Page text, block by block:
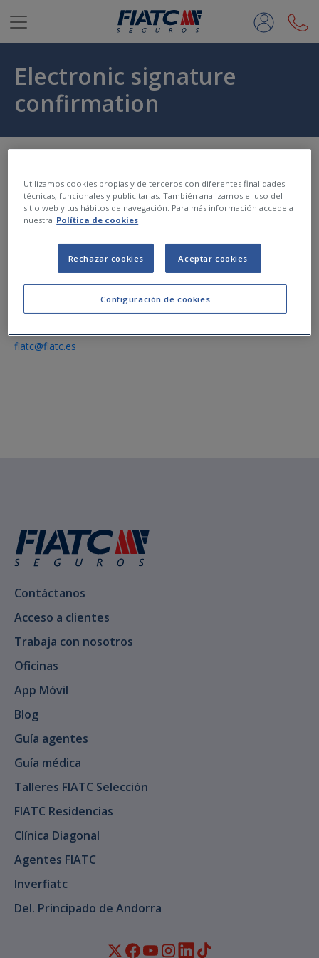
Saltar al contenido principal
Electronic signature
confirmation
successfullycompleted.
Thank you.
Customer Service
Monday to Friday from 8am to 8pm.
fiatc@fiatc.es
Contáctanos
Acceso a clientes
Trabaja con nosotros
Oficinas
App Móvil
Blog
Guía agentes
Guía médica
Talleres FIATC Selección
FIATC Residencias
Clínica Diagonal
Agentes FIATC
Inverfiatc
Del. Principado de Andorra
Utilizamos cookies propias y de terceros con diferentes finalidades:
técnicas, funcionales y publicitarias. También analizamos el uso del
sitio web y tus hábitos de navegación. Para más información accede a
nuestra Política de cookies
Configuración de cookies
Rechazar cookies Aceptar cookies